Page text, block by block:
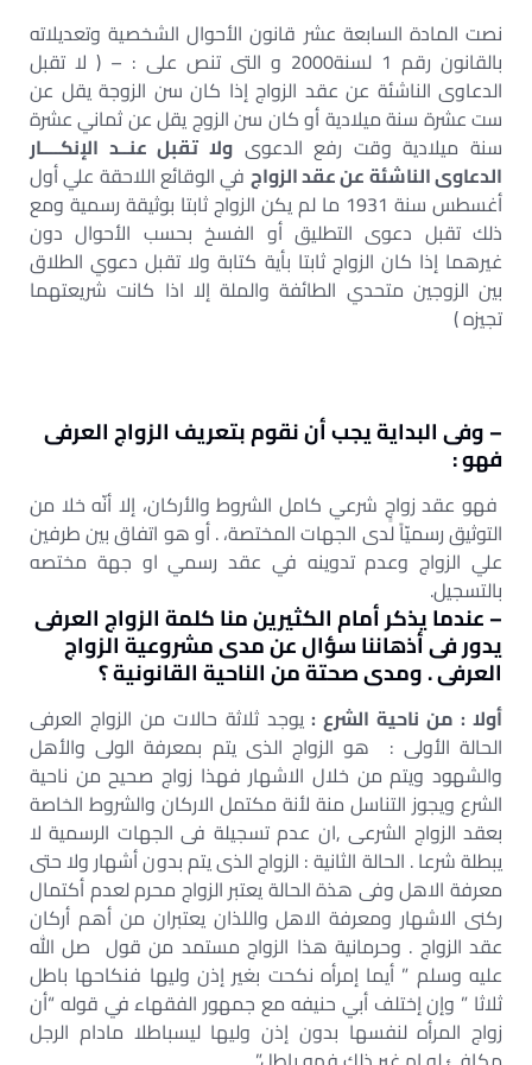
نصت المادة السابعة عشر قانون الأحوال الشخصية وتعديلاته
بالقانون رقم 1 لسنة2000 و التى تنص على : – ( لا تقبل
الدعاوى الناشئة عن عقد الزواج إذا كان سن الزوجة يقل عن
ست عشرة سنة ميلادية أو كان سن الزوج يقل عن ثماني عشرة
سنة ميلادية وقت رفع الدعوىولا تقبل عنــد الإنكــــار
الدعاوى الناشئة عن عقد الزواج في الوقائع اللاحقة علي أول
أغسطس سنة 1931 ما لم يكن الزواج ثابتا بوثيقة رسمية ومع
ذلك تقبل دعوى التطليق أو الفسخ بحسب الأحوال دون
غيرهما إذا كان الزواج ثابتا بأية كتابة ولا تقبل دعوي الطلاق
بين الزوجين متحدي الطائفة والملة إلا اذا كانت شريعتهما
تجيزه )
– وفى البداية يجب أن نقوم بتعريف الزواج العرفى
فهو :
فهو عقد زواجٍ شرعي كامل الشروط والأركان، إلا أنّه خلا من
التوثيق رسميّاً لدى الجهات المختصة، . أو هو اتفاق بين طرفين
علي الزواج وعدم تدوينه في عقد رسمي او جهة مختصه
بالتسجيل.
– عندما يذكر أمام الكثيرين منا كلمة الزواج العرفى
يدور فى أذهاننا سؤال عن مدى مشروعية الزواج
العرفى . ومدى صحتة من الناحية القانونية ؟
أولا : من ناحية الشرع :يوجد ثلاثة حالات من الزواج العرفى
الحالة الأولى : هو الزواج الذى يتم بمعرفة الولى والأهل
والشهود ويتم من خلال الاشهار فهذا زواج صحيح من ناحية
الشرع ويجوز التناسل منة لأنة مكتمل الاركان والشروط الخاصة
بعقد الزواج الشرعى ,ان عدم تسجيلة فى الجهات الرسمية لا
يبطلة شرعا . الحالة الثانية : الزواج الذى يتم بدون أشهار ولا حتى
معرفة الاهل وفى هذة الحالة يعتبر الزواج محرم لعدم أكتمال
ركنى الاشهار ومعرفة الاهل واللذان يعتبران من أهم أركان
عقد الزواج . وحرمانية هذا الزواج مستمد من قول صل الله
عليه وسلم ” أيما إمرأه نكحت بغير إذن وليها فنكاحها باطل
ثلاثا ” وإن إختلف أبي حنيفه مع جمهور الفقهاء في قوله “أن
زواج المرأه لنفسها بدون إذن وليها ليسباطلا مادام الرجل